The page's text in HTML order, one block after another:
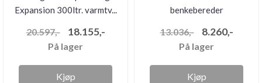
Expansion 300ltr. varmtv...
20.597,- 18.155,-
På lager
Kjøp
benkebereder
13.036,- 8.260,-
På lager
Kjøp